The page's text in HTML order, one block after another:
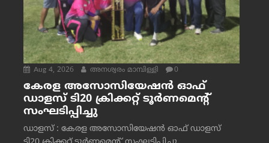
Aug 4, 2026 അനശ്വരം മാമ്പിള്ളി 0
കേരള അസോസിയേഷൻ ഓഫ്
ഡാളസ് ടി20 ക്രിക്കറ്റ് ടൂർണമെന്റ്
സംഘടിപ്പിച്ചു
ഡാളസ് : കേരള അസോസിയേഷൻ ഓഫ് ഡാളസ്